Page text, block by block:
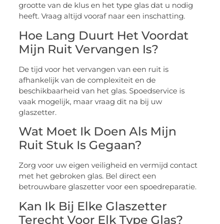
grootte van de klus en het type glas dat u nodig
heeft. Vraag altijd vooraf naar een inschatting.
Hoe Lang Duurt Het Voordat
Mijn Ruit Vervangen Is?
De tijd voor het vervangen van een ruit is
afhankelijk van de complexiteit en de
beschikbaarheid van het glas. Spoedservice is
vaak mogelijk, maar vraag dit na bij uw
glaszetter.
Wat Moet Ik Doen Als Mijn
Ruit Stuk Is Gegaan?
Zorg voor uw eigen veiligheid en vermijd contact
met het gebroken glas. Bel direct een
betrouwbare glaszetter voor een spoedreparatie.
Kan Ik Bij Elke Glaszetter
Terecht Voor Elk Type Glas?